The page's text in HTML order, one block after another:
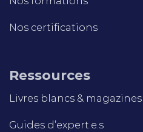
Nos certifications
Ressources
Livres blancs & magazines
Guides d’expert.e.s